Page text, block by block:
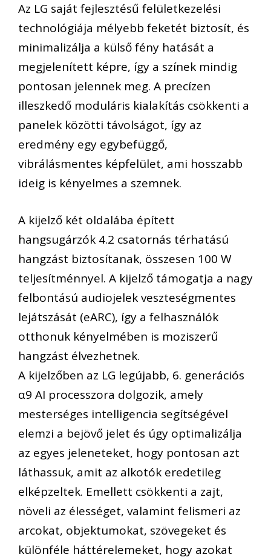
Az LG saját fejlesztésű felületkezelési
technológiája mélyebb feketét biztosít, és
minimalizálja a külső fény hatását a
megjelenített képre, így a színek mindig
pontosan jelennek meg. A precízen
illeszkedő moduláris kialakítás csökkenti a
panelek közötti távolságot, így az
eredmény egy egybefüggő,
vibrálásmentes képfelület, ami hosszabb
ideig is kényelmes a szemnek.
A kijelző két oldalába épített
hangsugárzók 4.2 csatornás térhatású
hangzást biztosítanak, összesen 100 W
teljesítménnyel. A kijelző támogatja a nagy
felbontású audiojelek veszteségmentes
lejátszását (eARC), így a felhasználók
otthonuk kényelmében is moziszerű
hangzást élvezhetnek.
A kijelzőben az LG legújabb, 6. generációs
α9 AI processzora dolgozik, amely
mesterséges intelligencia segítségével
elemzi a bejövő jelet és úgy optimalizálja
az egyes jeleneteket, hogy pontosan azt
láthassuk, amit az alkotók eredetileg
elképzeltek. Emellett csökkenti a zajt,
növeli az élességet, valamint felismeri az
arcokat, objektumokat, szövegeket és
különféle háttérelemeket, hogy azokat